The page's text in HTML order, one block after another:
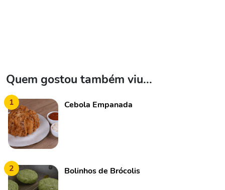
Quem gostou também viu...
1 Cebola Empanada
2 Bolinhos de Brócolis